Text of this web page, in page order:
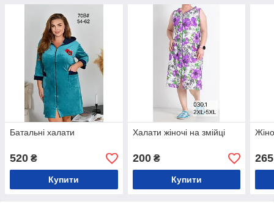
Батальні халати
520 ₴
Купити
Халати жіночі на змійці
200₴
Купити
265